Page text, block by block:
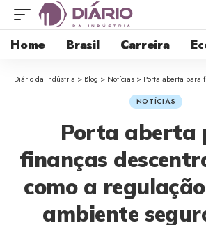
Home Brasil Carreira
Diário da Indústria > Blog > Notícias > Porta aberta para finanças
NOTÍCIAS
Porta aberta
finanças
como a
ambiente